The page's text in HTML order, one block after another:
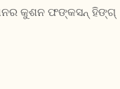
କୁଶନ ଫଙ୍କସନ୍ ହିଙ୍ଗ୍